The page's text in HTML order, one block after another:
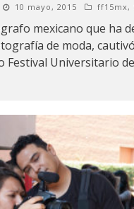
10 mayo, 2015 ff15mx ,
mexicano que ha
de moda,
Festival Universitario